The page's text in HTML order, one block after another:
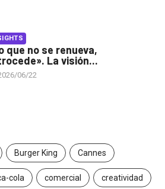
que no se renueva,
La visión...
06/22
Burger King Cannes
cola comercial creatividad